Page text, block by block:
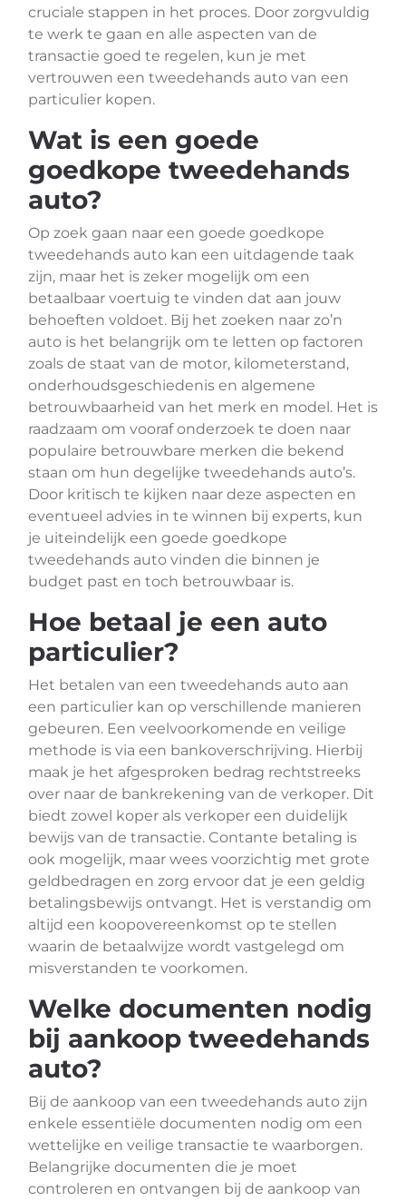
cruciale stappen in het proces. Door zorgvuldig
te werk te gaan en alle aspecten van de
transactie goed te regelen, kun je met
vertrouwen een tweedehands auto van een
particulier kopen.
Wat is een goede
goedkope tweedehands
auto?
Op zoek gaan naar een goede goedkope
tweedehands auto kan een uitdagende taak
zijn, maar het is zeker mogelijk om een
betaalbaar voertuig te vinden dat aan jouw
behoeften voldoet. Bij het zoeken naar zo’n
auto is het belangrijk om te letten op factoren
zoals de staat van de motor, kilometerstand,
onderhoudsgeschiedenis en algemene
betrouwbaarheid van het merk en model. Het is
raadzaam om vooraf onderzoek te doen naar
populaire betrouwbare merken die bekend
staan om hun degelijke tweedehands auto’s.
Door kritisch te kijken naar deze aspecten en
eventueel advies in te winnen bij experts, kun
je uiteindelijk een goede goedkope
tweedehands auto vinden die binnen je
budget past en toch betrouwbaar is.
Hoe betaal je een auto
particulier?
Het betalen van een tweedehands auto aan
een particulier kan op verschillende manieren
gebeuren. Een veelvoorkomende en veilige
methode is via een bankoverschrijving. Hierbij
maak je het afgesproken bedrag rechtstreeks
over naar de bankrekening van de verkoper. Dit
biedt zowel koper als verkoper een duidelijk
bewijs van de transactie. Contante betaling is
ook mogelijk, maar wees voorzichtig met grote
geldbedragen en zorg ervoor dat je een geldig
betalingsbewijs ontvangt. Het is verstandig om
altijd een koopovereenkomst op te stellen
waarin de betaalwijze wordt vastgelegd om
misverstanden te voorkomen.
Welke documenten nodig
bij aankoop tweedehands
auto?
Bij de aankoop van een tweedehands auto zijn
enkele essentiële documenten nodig om een
wettelijke en veilige transactie te waarborgen.
Belangrijke documenten die je moet
controleren en ontvangen bij de aankoop van